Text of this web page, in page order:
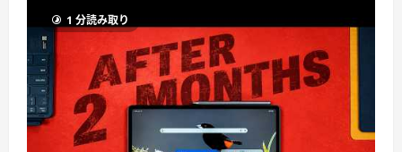
1 分読み取り